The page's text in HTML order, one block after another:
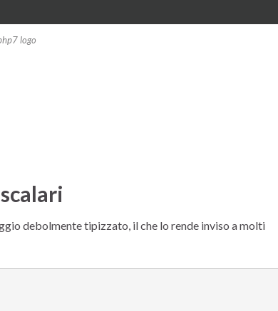
logo
debolmente tipizzato, il che lo rende inviso a molti